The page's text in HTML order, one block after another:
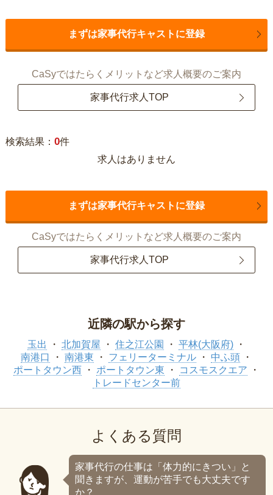
まずは家事代行キャストに登録
CaSyではたらくメリットなど求人概要のご案内
家事代行求人TOP
検索結果： 0件
求人はありません
まずは家事代行キャストに登録
CaSyではたらくメリットなど求人概要のご案内
家事代行求人TOP
近隣の駅から探す
玉出 北加賀屋 住之江公園
平林(大阪府)
南港口
南港東 フェリーターミナル
中ふ頭
ポートタウン西
ポートタウン東
コスモスクエア
トレードセンター前
よくある質問
家事代行の仕事は「体力的にきつい」と
聞きますが、運動が苦手でも大丈夫です
か？